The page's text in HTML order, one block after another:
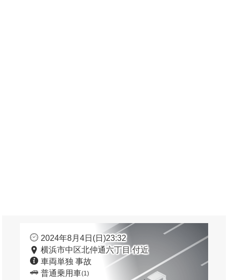
2024年8月4日(日)23:32
横浜市中区北仲通六丁目 付近
車両単独 事故
普通乗用車(1)